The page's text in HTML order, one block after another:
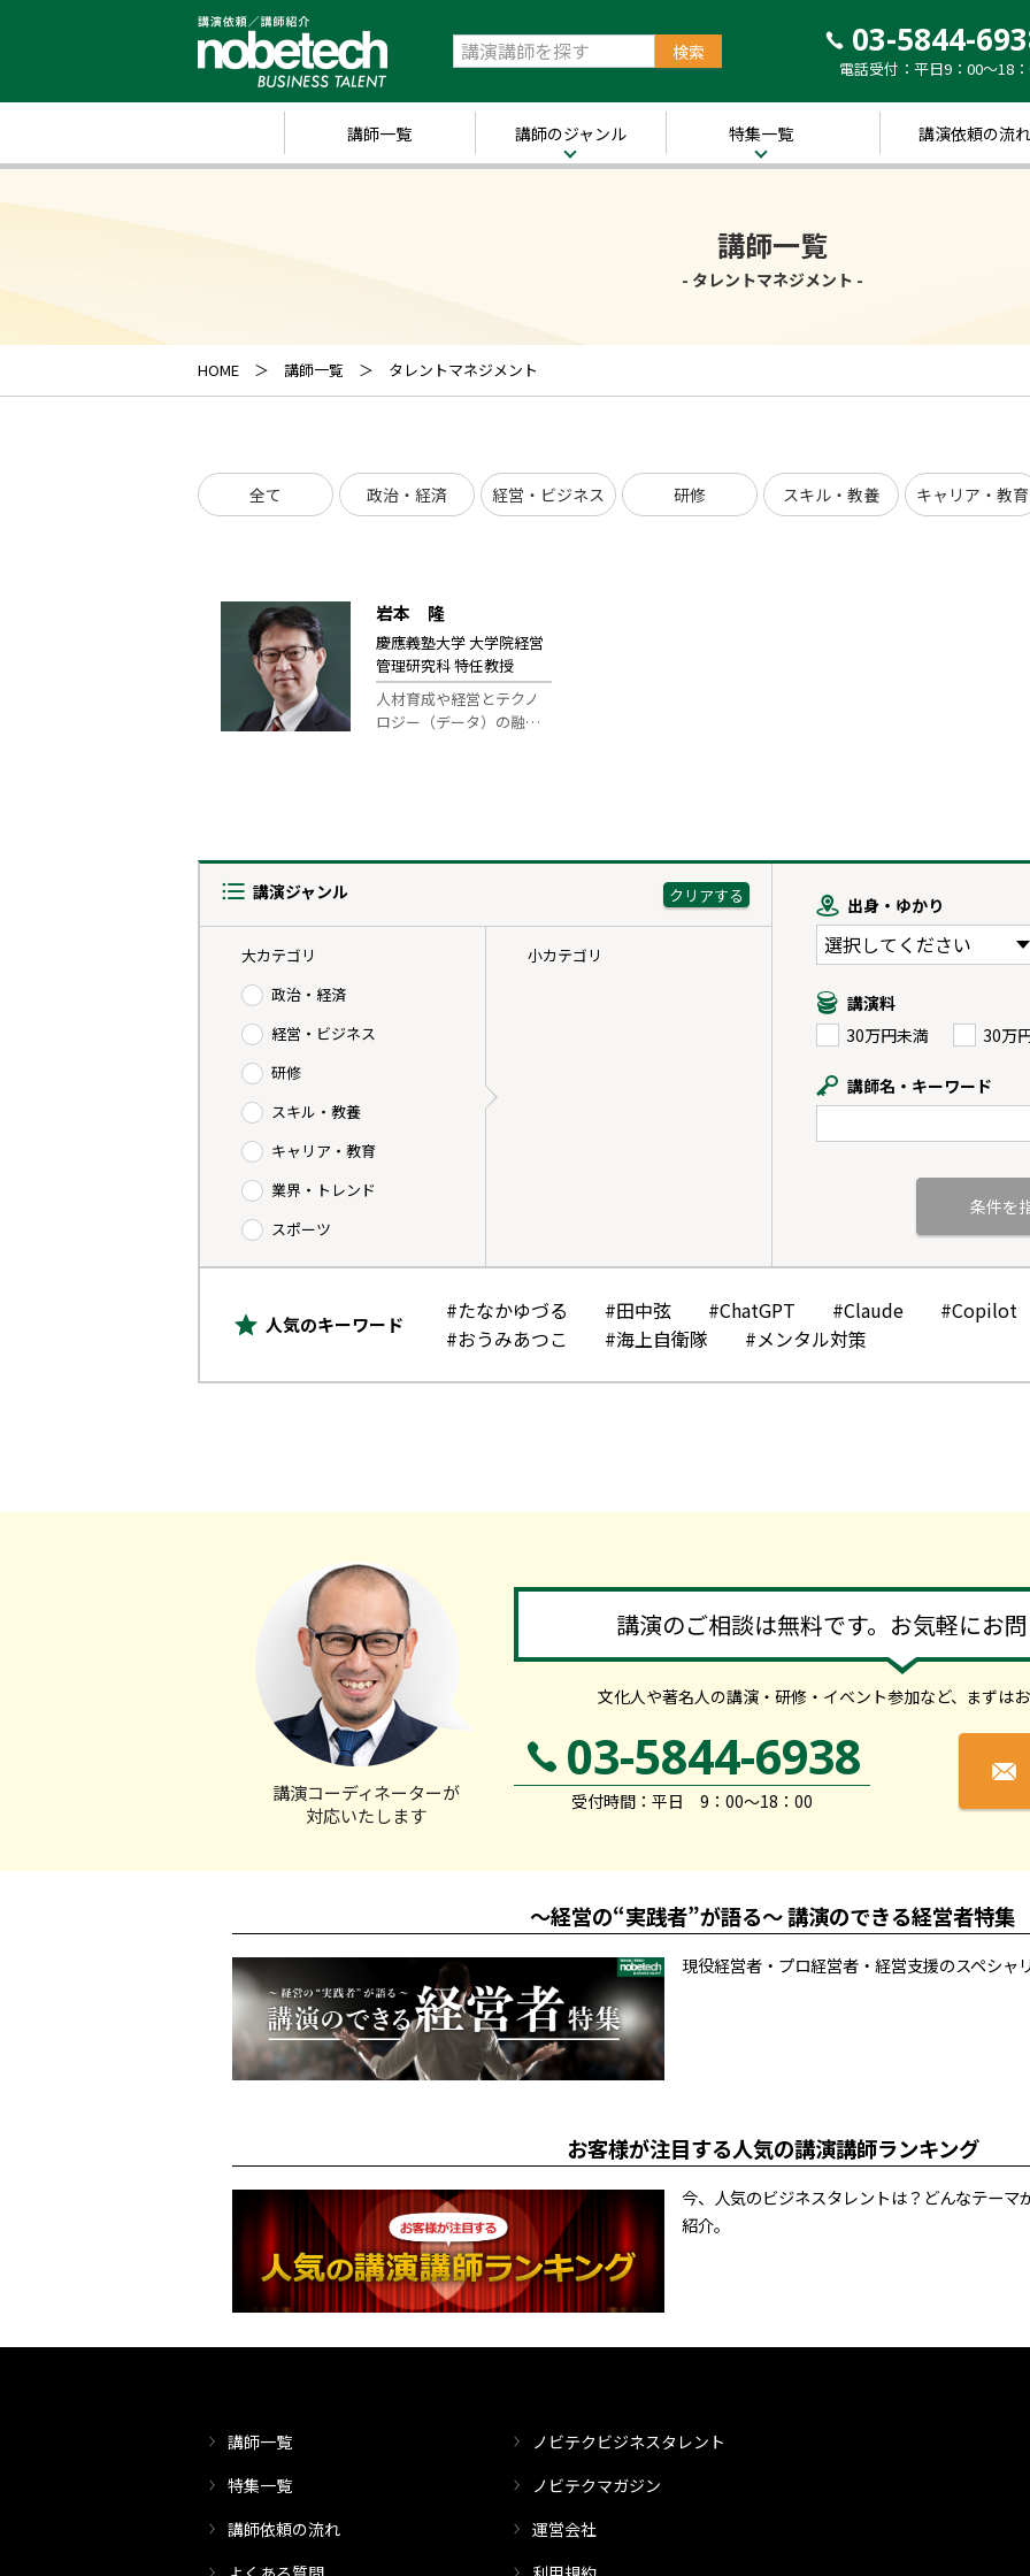
03-5844-
電話受付：平日9：00～18
講師一覧 講師のジャンル
キャリア・教育
特集一覧
～経営の“実践者”が
語る～ 講演のできる
経営者特集
y”において「10分講
講演依頼の流れ
講師一覧
- タレントマネジメント -
HOME 講師一覧 タレントマネジメント
全て 政治・経済 経営・ビジネス 研修 スキル・教養 キャリア・教育
岩本 隆
慶應義塾大学 大学院経営
管理研究科 特任教授
人材育成や経営とテクノ
ロジー（データ）の融…
講演ジャンル
大カテゴリ
政治・経済
経営・ビジネス
研修
スキル・教養
キャリア・教育
業界・トレンド
スポーツ
小カテゴリ
出身・ゆかり
講演料
30万円未満
30万
講師名・キーワード
人気のキーワード
#たなかゆづる #田中弦 #ChatGPT #Claude
#Copilot
#おうみあつこ
#海上自衛隊 #メンタル対策
講演のご相談は無料です。お気軽にお
文化人や著名人の講演・研修・イベント参加など、 まずは
講演コーディネーターが
対応いたします
03-5844-6938
受付時間：平日 9：00～18：00
～経営の“実践者”が語る～ 講演のできる経営者特集
現役経営者・プロ経営者・経営支援のスペシャ
お客様が注目する人気の講演講師ランキング
今、人気のビジネスタレントは？どんなテー
紹介。
講師一覧
特集一覧
講師依頼の流れ
ノビテクビジネスタレント
ノビテクマガジン
運営会社